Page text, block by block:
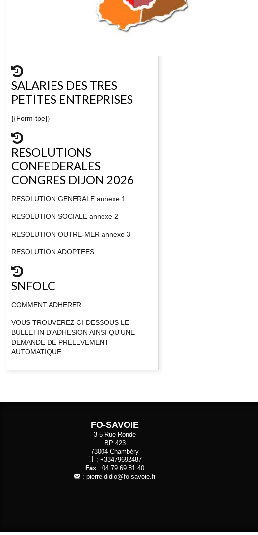
SALARIES DES TRES
PETITES ENTREPRISES
{{Form-tpe}}
RESOLUTIONS
CONFEDERALES
CONGRES DIJON 2026
RESOLUTION GENERALE annexe 1
RESOLUTION SOCIALE annexe 2
RESOLUTION OUTRE-MER annexe 3
RESOLUTION ADOPTEES
SNFOLC
COMMENT ADHERER :
VOUS TROUVEREZ CI-DESSOUS LE
BULLETIN D'ADHESION AINSI QU'UNE
DEMANDE DE PRELEVEMENT
AUTOMATIQUE
FO-SAVOIE
3-5 Rue Ronde
BP 423
73004 Chambéry
: +33479692487
Fax : 04 79 69 81 40
: pierre.didio@fo-savoie.fr